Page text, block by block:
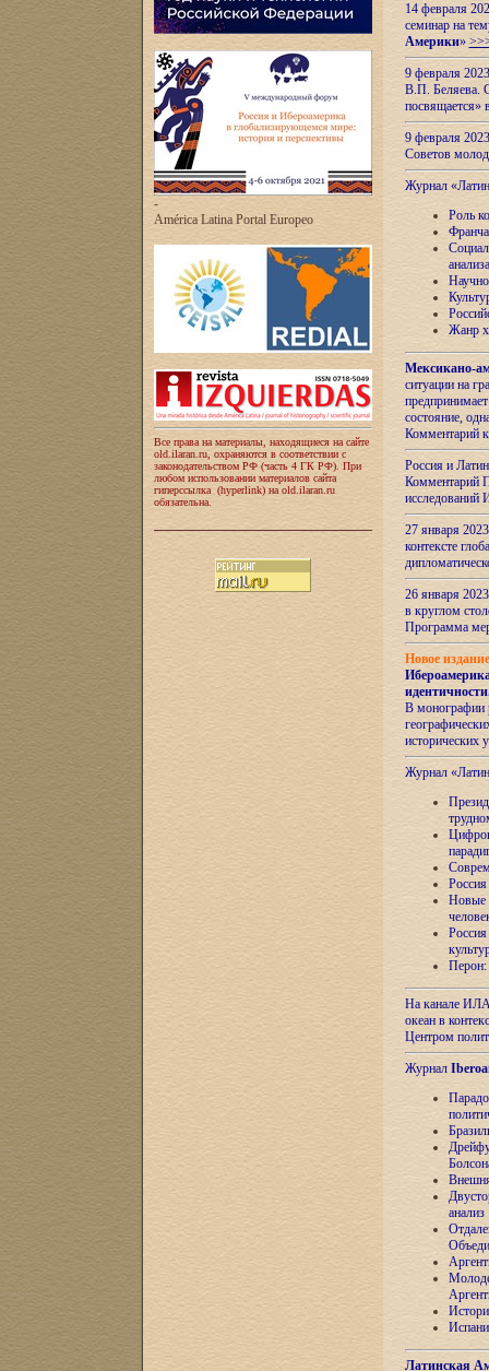
-
América Latina Portal Europeo
Все права на материалы, находящиеся на сайте
old.ilaran.ru, охраняются в соответствии с
законодательством РФ (часть 4 ГК РФ). При
любом использовании материалов сайта
гиперссылка (hyperlink) на old.ilaran.ru
обязательна.
14 февраля
семинар на
Америки»
9 февраля
В.П. Беляева.
посвящается»
9 февраля
Советов
Журнал
Роль
анализа
Жанр
Мексикано-
ситуации на
состояние,
Комментарий
Россия и
Комментарий
27 января
контексте
26 января
в круглом
Программа
Новое
идентичности
В монографии
исторических
Журнал
Новые
Перон:
На канале
океан в
Центром
Журнал
анализ
Латинская